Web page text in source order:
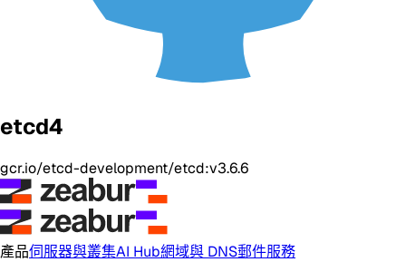
etcd4
gcr.io/etcd-development/etcd:v3.6.6
產品伺服器與叢集AI Hub網域與 DNS郵件服務